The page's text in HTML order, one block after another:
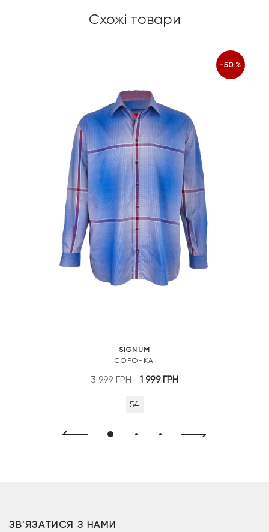
Схожі товари
-50%
SIGNUM
СОРОЧКА
3 999ГРН
Оригінальна
3
1 999ГРН
54
ЗВ'ЯЗАТИСЯ З НАМИ